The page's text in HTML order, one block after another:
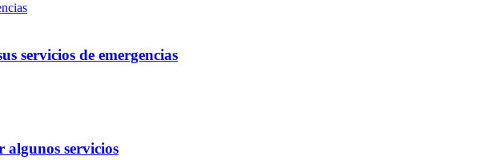
servicios de emergencias
algunos servicios